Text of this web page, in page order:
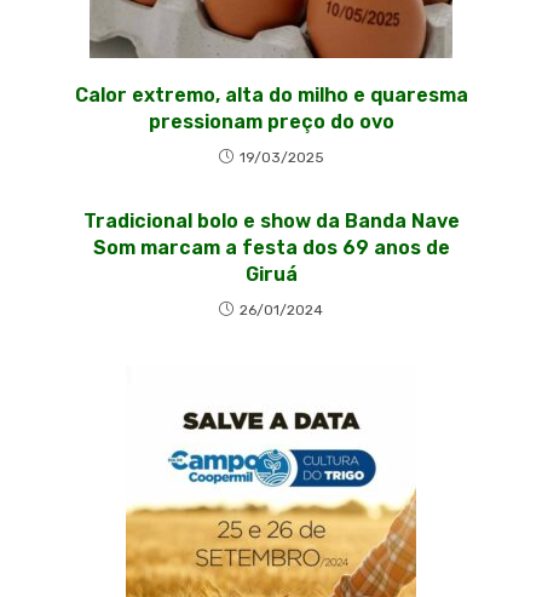
Calor extremo, alta do milho e quaresma
pressionam preço do ovo
19/03/2025
Tradicional bolo e show da Banda Nave
Som marcam a festa dos 69 anos de
Giruá
26/01/2024